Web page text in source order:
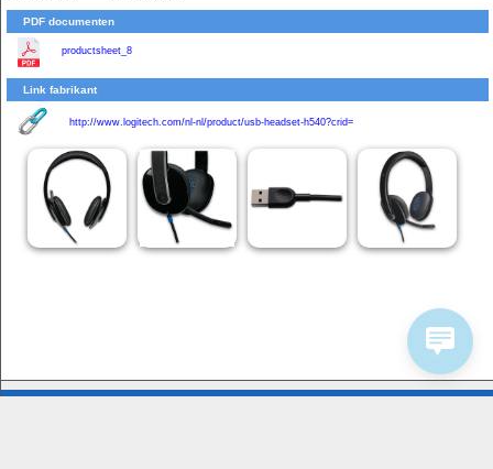
PDF documenten
productsheet_8
Link fabrikant
http://www.logitech.com/nl-nl/product/usb-headset-h540?crid=